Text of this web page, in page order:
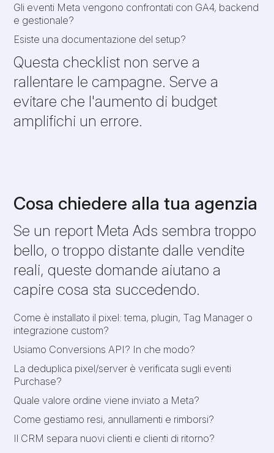
Gli eventi Meta vengono confrontati con GA4, backend
e gestionale?
Esiste una documentazione del setup?
Questa checklist non serve a
rallentare le campagne. Serve a
evitare che l'aumento di budget
amplifichi un errore.
Cosa chiedere alla tua agenzia
Se un report Meta Ads sembra troppo
bello, o troppo distante dalle vendite
reali, queste domande aiutano a
capire cosa sta succedendo.
Come è installato il pixel: tema, plugin, Tag Manager o
integrazione custom?
Usiamo Conversions API? In che modo?
La deduplica pixel/server è verificata sugli eventi
Purchase?
Quale valore ordine viene inviato a Meta?
Come gestiamo resi, annullamenti e rimborsi?
Il CRM separa nuovi clienti e clienti di ritorno?